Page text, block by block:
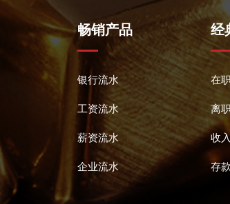
畅销产品
银行流水
工资流水
薪资流水
企业流水
经
在
离
收
存